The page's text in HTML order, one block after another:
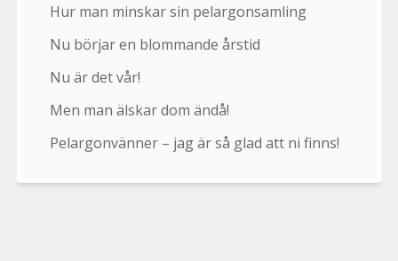
Hur man minskar sin pelargonsamling
Nu börjar en blommande årstid
Nu är det vår!
Men man älskar dom ändå!
Pelargonvänner – jag är så glad att ni finns!